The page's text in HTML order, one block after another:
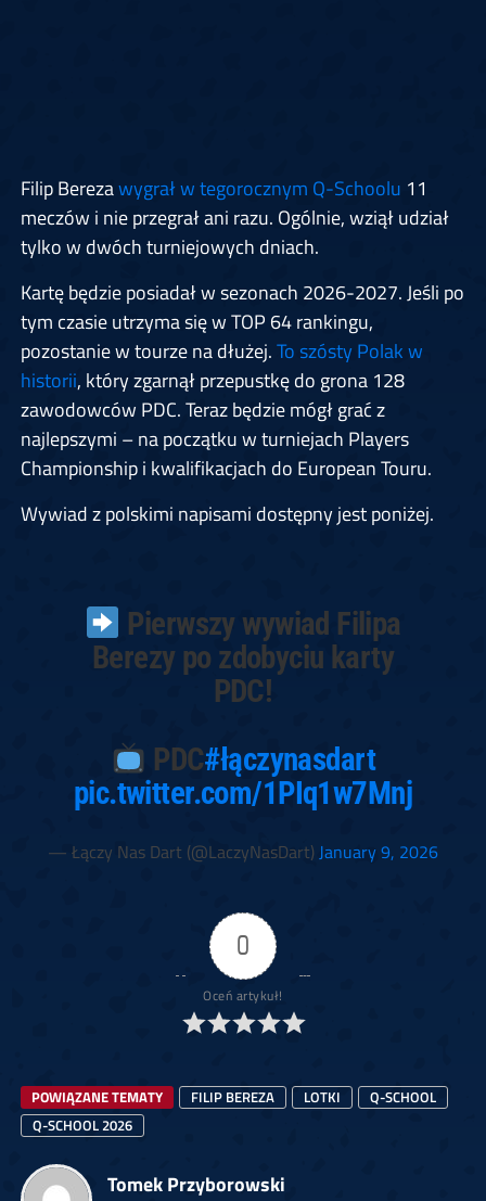
Filip Berezawygrał w tegorocznym Q-Schoolu 11
meczów i nie przegrał ani razu. Ogólnie, wziął udział
tylko w dwóch turniejowych dniach.
Kartę będzie posiadał w sezonach 2026-2027. Jeśli po
tym czasie utrzyma się w TOP 64 rankingu,
pozostanie w tourze na dłużej.To szósty Polak w
historii, który zgarnął przepustkę do grona 128
zawodowców PDC. Teraz będzie mógł grać z
najlepszymi – na początku w turniejach Players
Championship i kwalifikacjach do European Touru.
Wywiad z polskimi napisami dostępny jest poniżej.
Pierwszy wywiad Filipa
Berezy po zdobyciu karty
PDC!
PDC#łączynasdart
pic.twitter.com/1PIq1w7Mnj
— Łączy Nas Dart (@LaczyNasDart)January 9, 2026
0
Oceń artykuł!
POWIĄZANE TEMATY FILIP BEREZA LOTKI
Q-SCHOOL
Q-SCHOOL 2026
Tomek Przyborowski